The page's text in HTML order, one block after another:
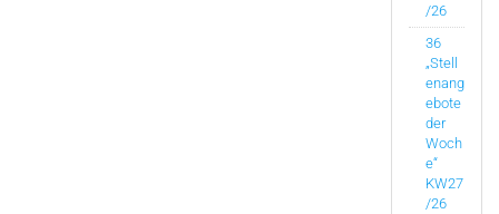
/26
36
„Stell
enang
ebote
der
Woch
e“
KW27
/26